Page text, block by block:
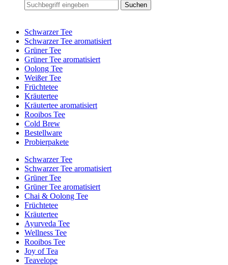
Suchen
Schwarzer Tee
Schwarzer Tee aromatisiert
Grüner Tee
Grüner Tee aromatisiert
Oolong Tee
Weißer Tee
Früchtetee
Kräutertee
Kräutertee aromatisiert
Rooibos Tee
Cold Brew
Bestellware
Probierpakete
Schwarzer Tee
Schwarzer Tee aromatisiert
Grüner Tee
Grüner Tee aromatisiert
Chai & Oolong Tee
Früchtetee
Kräutertee
Ayurveda Tee
Wellness Tee
Rooibos Tee
Joy of Tea
Teavelope